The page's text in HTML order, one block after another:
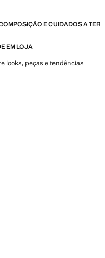
E CUIDADOS A TER
EM LOJA
looks, peças e tendências